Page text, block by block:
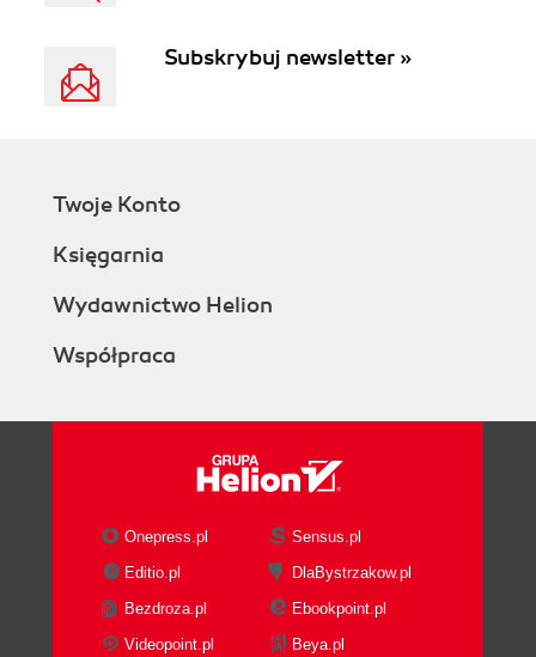
Subskrybuj newsletter »
Twoje Konto
Księgarnia
Wydawnictwo Helion
Współpraca
Onepress.pl
Sensus.pl
Editio.pl
DlaBystrzakow.pl
Bezdroza.pl
Ebookpoint.pl
Videopoint.pl
Beya.pl